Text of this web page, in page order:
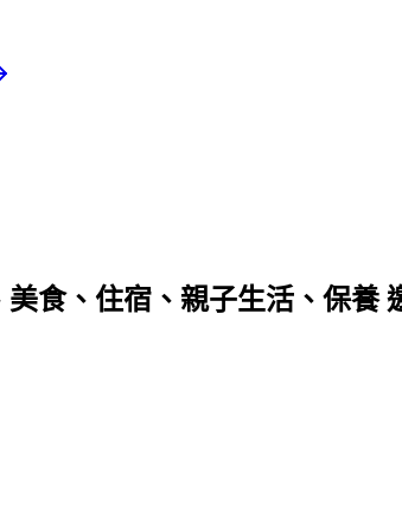
食、住宿、親子生活、保養